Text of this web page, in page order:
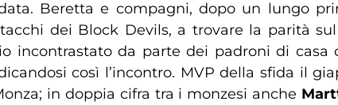
Beretta e compagni, dopo un lungo
dei Block Devils, a trovare la parità
incontrastato da parte dei padroni di
così l’incontro. MVP della sfida il
in doppia cifra tra i monzesi anche